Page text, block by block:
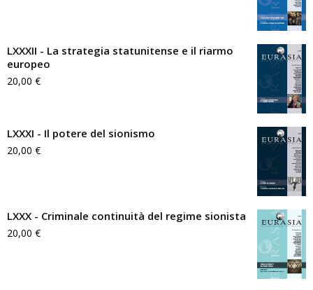
LXXXII - La strategia statunitense e il riarmo
europeo
20,00 €
LXXXI - Il potere del sionismo
20,00 €
LXXX - Criminale continuità del regime sionista
20,00 €